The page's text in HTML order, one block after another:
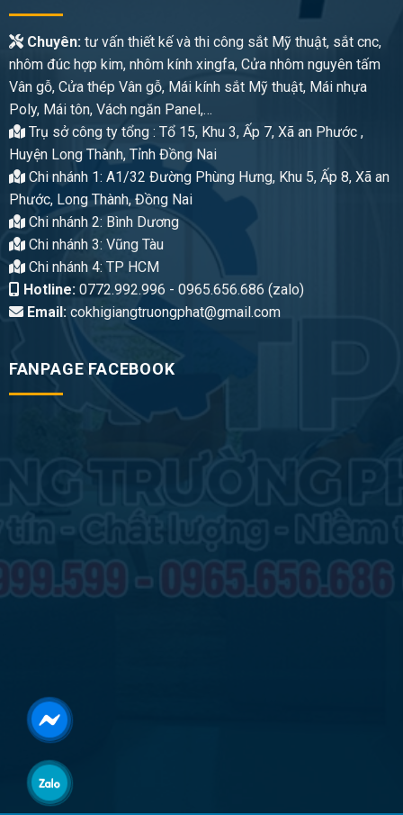
Chuyên:tư vấn thiết kế và thi công sắt Mỹ thuật, sắt cnc,
nhôm đúc hợp kim, nhôm kính xingfa, Cửa nhôm nguyên tấm
Vân gỗ, Cửa thép Vân gỗ, Mái kính sắt Mỹ thuật, Mái nhựa
Poly, Mái tôn, Vách ngăn Panel,…
Trụ sở công ty tổng : Tổ 15, Khu 3, Ấp 7, Xã an Phước ,
Huyện Long Thành, Tỉnh Đồng Nai
Chi nhánh 1: A1/32 Đường Phùng Hưng, Khu 5, Ấp 8, Xã an
Phước, Long Thành, Đồng Nai
Chi nhánh 2: Bình Dương
Chi nhánh 3: Vũng Tàu
Chi nhánh 4: TP HCM
Hotline:0772.992.996 - 0965.656.686 (zalo)
Email:cokhigiangtruongphat@gmail.com
FANPAGE FACEBOOK